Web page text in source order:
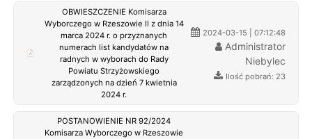
OBWIESZCZENIE Komisarza
Wyborczego w Rzeszowie II z dnia 14
marca 2024 r. o przyznanych
numerach list kandydatów na
radnych w wyborach do Rady
Powiatu Strzyżowskiego
zarządzonych na dzień 7 kwietnia
2024 r.
2024-03-15 | 07:12:48
Administrator
Niebylec
Ilość pobrań: 23
POSTANOWIENIE NR 92/2024
Komisarza Wyborczego w Rzeszowie